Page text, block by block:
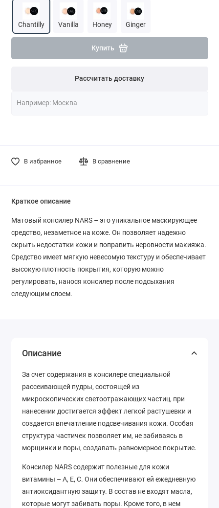
Chantilly Vanilla Honey Ginger
Купить
Рассчитать доставку
В избранное В сравнение
Краткое описание
Матовый консилер NARS – это уникальное маскирующее
средство, незаметное на коже. Он позволяет надежно
скрыть недостатки кожи и поправить неровности макияжа.
Средство имеет мягкую невесомую текстуру и обеспечивает
высокую плотность покрытия, которую можно
регулировать, нанося консилер после подсыхания
следующим слоем.
Описание
За счет содержания в консилере специальной
рассеивающей пудры, состоящей из
микроскопических светоотражающих частиц, при
нанесении достигается эффект легкой растушевки и
создается впечатление подсвечивания кожи. Особая
структура частичек позволяет им, не забиваясь в
морщинки и поры, создавать равномерное покрытие.
Консилер NARS содержит полезные для кожи
витамины – А, Е, С. Они обеспечивают ей ежедневную
антиоксидантную защиту. В состав не входят масла,
которые могут забивать поры. Кроме того, в нем